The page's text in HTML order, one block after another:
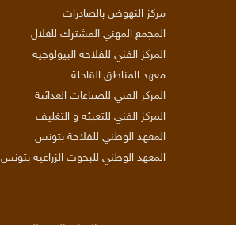
مركز النهوض بالصادرات
المجمع المهني المشترك للغلال
المركز الفني للفلاحة البيولوجية
معهد المناطق القاحلة
المركز الفني للصناعات الغذائية
المركز الفني للتعبئة و التغليف
المعهد الوطني للفلاحة بتونس
المعهد الوطني للبحوث الزراعية بتونس